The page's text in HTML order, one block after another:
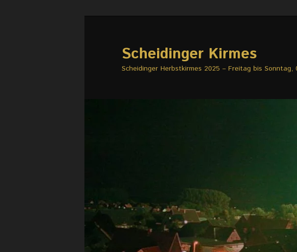
Scheidinger Kirmes
Scheidinger Herbstkirmes 2025 – Freitag bis